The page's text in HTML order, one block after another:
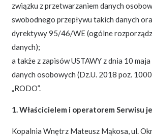
związku z przetwarzaniem danych
swobodnego przepływu takich danych
dyrektywy 95/46/WE (ogólne
danych);
a także z zapisów USTAWY z dnia 10
danych osobowych (Dz.U. 2018 poz.
„RODO”.
1. Właścicielem i operatorem Serwisu
Kopalnia Wnętrz Mateusz Mąkosa, ul.